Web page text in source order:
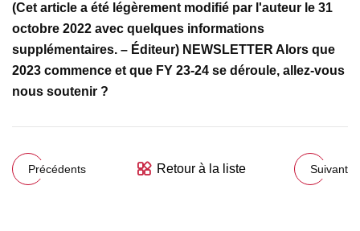
(Cet article a été légèrement modifié par l'auteur le 31
octobre 2022 avec quelques informations
supplémentaires. – Éditeur) NEWSLETTER Alors que
2023 commence et que FY 23-24 se déroule, allez-vous
nous soutenir ?
Précédents Retour à la liste Suivant